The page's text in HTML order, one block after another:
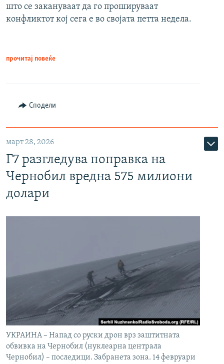
што се закануваат да го прошируваат
конфликтот кој сега е во својата петта недела.
прочитај повеќе
Сподели
март 28, 2026
Г7 разгледува поправка на
Чернобил вредна 575 милиони
долари
УКРАИНА – Напад со руски дрон врз заштитната
обвивка на Чернобил (нуклеарна централа
Чернобил) – последици. Забранета зона. 14 февруари